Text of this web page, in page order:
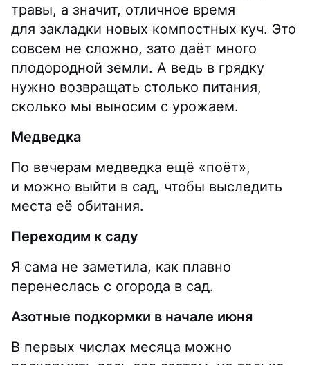
травы, а значит, отличное время
для закладки новых компостных куч. Это
совсем не сложно, зато даёт много
плодородной земли. А ведь в грядку
нужно возвращать столько питания,
сколько мы выносим с урожаем.
Медведка
По вечерам медведка ещё «поёт»,
и можно выйти в сад, чтобы выследить
места её обитания.
Переходим к саду
Я сама не заметила, как плавно
перенеслась с огорода в сад.
Азотные подкормки в начале июня
В первых числах месяца можно